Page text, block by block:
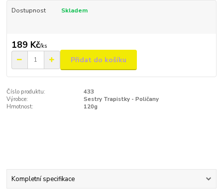
Dostupnost Skladem
189 Kč/ks
Přidat do košíku
Číslo produktu:
433
Výrobce:
Sestry Trapistky - Poličany
Hmotnost:
120g
Kompletní specifikace